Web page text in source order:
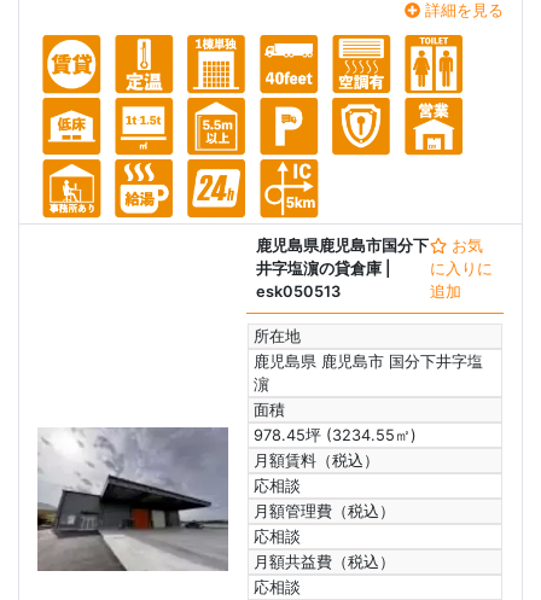
詳細を見る
鹿児島県鹿児島市国分下
井字塩濵の貸倉庫
esk050513
お気
に入りに
追加
所在地
鹿児島県 鹿児島市 国分下井字塩
濵
面積
978.45坪 (3234.55㎡)
月額賃料（税込）
応相談
月額管理費（税込）
応相談
月額共益費（税込）
応相談